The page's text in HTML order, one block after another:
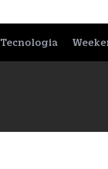
Tecnologia